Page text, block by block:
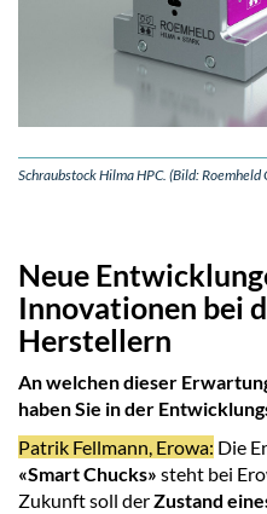
Schraubstock Hilma HPC. (Bild: Roemheld
Neue
Innovationen bei
Herstellern
An welchen dieser
haben Sie in der
Patrik Fellmann, Erowa: Die
«Smart Chucks» steht bei
Zukunft soll derZustand